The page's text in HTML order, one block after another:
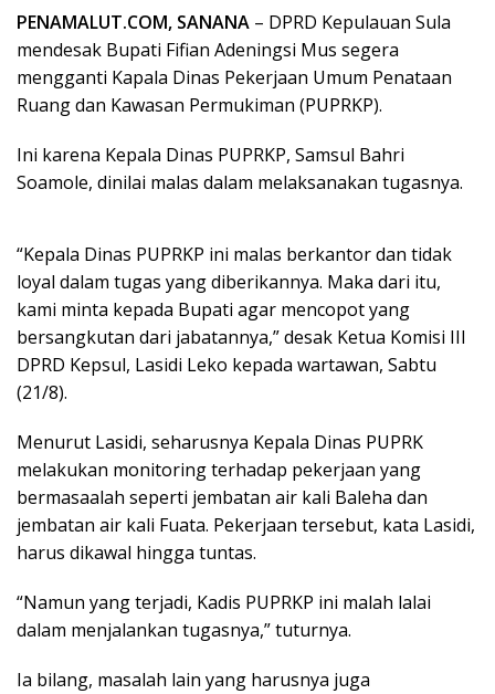
PENAMALUT.COM, SANANA – DPRD Kepulauan Sula
mendesak Bupati Fifian Adeningsi Mus segera
mengganti Kapala Dinas Pekerjaan Umum Penataan
Ruang dan Kawasan Permukiman (PUPRKP).
Ini karena Kepala Dinas PUPRKP, Samsul Bahri
Soamole, dinilai malas dalam melaksanakan tugasnya.
“Kepala Dinas PUPRKP ini malas berkantor dan tidak
loyal dalam tugas yang diberikannya. Maka dari itu,
kami minta kepada Bupati agar mencopot yang
bersangkutan dari jabatannya,” desak Ketua Komisi III
DPRD Kepsul, Lasidi Leko kepada wartawan, Sabtu
(21/8).
Menurut Lasidi, seharusnya Kepala Dinas PUPRK
melakukan monitoring terhadap pekerjaan yang
bermasaalah seperti jembatan air kali Baleha dan
jembatan air kali Fuata. Pekerjaan tersebut, kata Lasidi,
harus dikawal hingga tuntas.
“Namun yang terjadi, Kadis PUPRKP ini malah lalai
dalam menjalankan tugasnya,” tuturnya.
Ia bilang, masalah lain yang harusnya juga